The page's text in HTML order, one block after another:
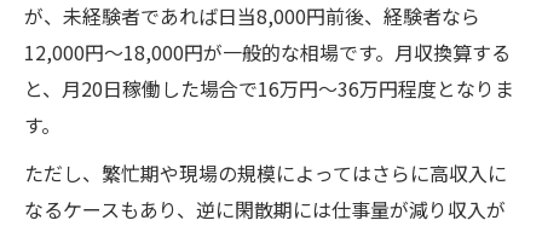
が、未経験者であれば日当8,000円前後、経験者なら
12,000円～18,000円が一般的な相場です。月収換算する
と、月20日稼働した場合で16万円～36万円程度となりま
す。
ただし、繁忙期や現場の規模によってはさらに高収入に
なるケースもあり、逆に閑散期には仕事量が減り収入が